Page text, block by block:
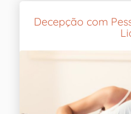
Decepção com